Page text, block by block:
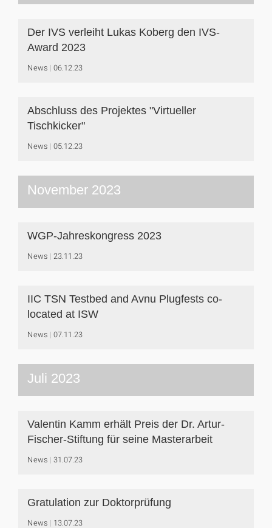
Der IVS verleiht Lukas Koberg den IVS-
Award 2023
News 06.12.23
Abschluss des Projektes "Virtueller
Tischkicker"
News 05.12.23
November 2023
WGP-Jahreskongress 2023
News 23.11.23
IIC TSN Testbed and Avnu Plugfests co-
located at ISW
News 07.11.23
Juli 2023
Valentin Kamm erhält Preis der Dr. Artur-
Fischer-Stiftung für seine Masterarbeit
News 31.07.23
Gratulation zur Doktorprüfung
News 13.07.23